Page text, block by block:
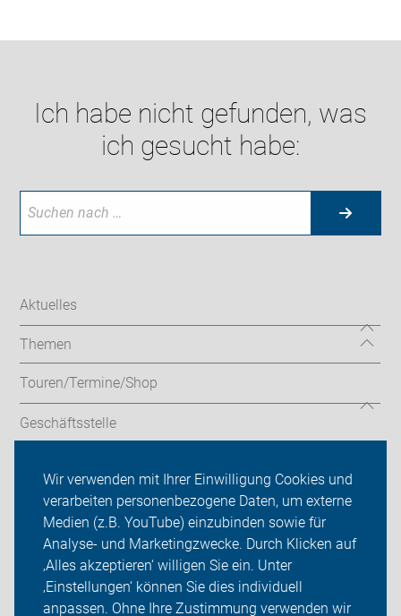
Wir verwenden mit Ihrer Einwilligung Cookies und
verarbeiten personenbezogene Daten, um externe
Medien (z.B. YouTube) einzubinden sowie für
Analyse- und Marketingzwecke. Durch Klicken auf
‚Alles akzeptieren‘ willigen Sie ein. Unter
‚Einstellungen‘ können Sie dies individuell
anpassen. Ohne Ihre Zustimmung verwenden wir
Ich habe nicht gefunden, was
ich gesucht habe:
Aktuelles
Themen
Touren/Termine/Shop
Geschäftsstelle
ADFC Hamminkeln
Sei dabei
Presse